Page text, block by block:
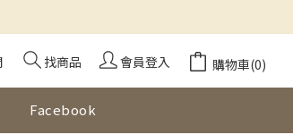
找商品 會員登入 購物車(0)
Facebook